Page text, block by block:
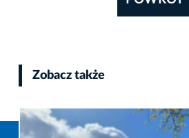
Zobacz także